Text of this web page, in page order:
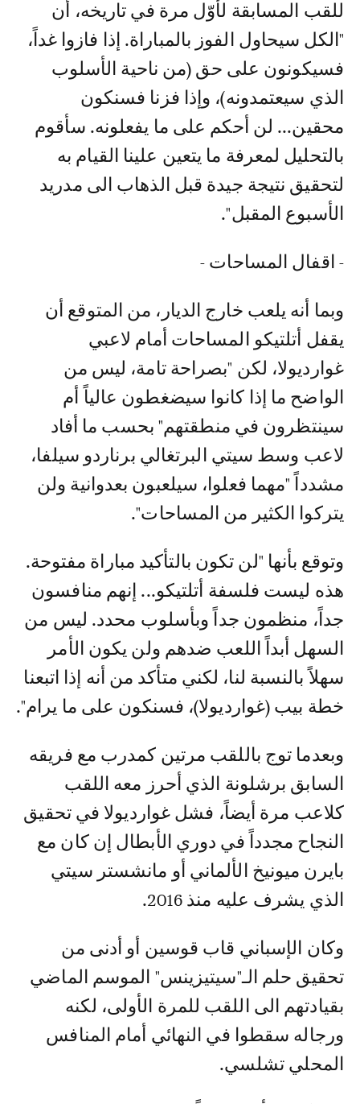
للقب المسابقة لأوّل مرة في تاريخه، أن
"الكل سيحاول الفوز بالمباراة. إذا فازوا غداً،
فسيكونون على حق (من ناحية الأسلوب
الذي سيعتمدونه)، وإذا فزنا فسنكون
محقين... لن أحكم على ما يفعلونه. سأقوم
بالتحليل لمعرفة ما يتعين علينا القيام به
لتحقيق نتيجة جيدة قبل الذهاب الى مدريد
الأسبوع المقبل".
- اقفال المساحات -
وبما أنه يلعب خارج الديار، من المتوقع أن
يقفل أتلتيكو المساحات أمام لاعبي
غوارديولا، لكن "بصراحة تامة، ليس من
الواضح ما إذا كانوا سيضغطون عالياً أم
سينتظرون في منطقتهم" بحسب ما أفاد
لاعب وسط سيتي البرتغالي برناردو سيلفا،
مشدداً "مهما فعلوا، سيلعبون بعدوانية ولن
يتركوا الكثير من المساحات".
وتوقع بأنها "لن تكون بالتأكيد مباراة مفتوحة.
هذه ليست فلسفة أتلتيكو... إنهم منافسون
جداً، منظمون جداً وبأسلوب محدد. ليس من
السهل أبداً اللعب ضدهم ولن يكون الأمر
سهلاً بالنسبة لنا، لكني متأكد من أنه إذا اتبعنا
خطة بيب (غوارديولا)، فسنكون على ما يرام".
وبعدما توج باللقب مرتين كمدرب مع فريقه
السابق برشلونة الذي أحرز معه اللقب
كلاعب مرة أيضاً، فشل غوارديولا في تحقيق
النجاح مجدداً في دوري الأبطال إن كان مع
بايرن ميونيخ الألماني أو مانشستر سيتي
الذي يشرف عليه منذ 2016.
وكان الإسباني قاب قوسين أو أدنى من
تحقيق حلم الـ"سيتيزينس" الموسم الماضي
بقيادتهم الى اللقب للمرة الأولى، لكنه
ورجاله سقطوا في النهائي أمام المنافس
المحلي تشلسي.